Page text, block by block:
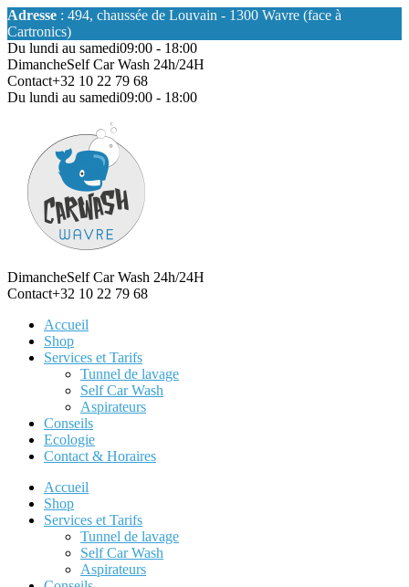
Adresse : 494, chaussée de Louvain - 1300 Wavre (face à
Cartronics)
Du lundi au samedi09:00 - 18:00
DimancheSelf Car Wash 24h/24H
Contact+32 10 22 79 68
Du lundi au samedi09:00 - 18:00
DimancheSelf Car Wash 24h/24H
Contact+32 10 22 79 68
Accueil
Shop
Services et Tarifs
Tunnel de lavage
Self Car Wash
Aspirateurs
Conseils
Ecologie
Contact & Horaires
Accueil
Shop
Services et Tarifs
Tunnel de lavage
Self Car Wash
Aspirateurs